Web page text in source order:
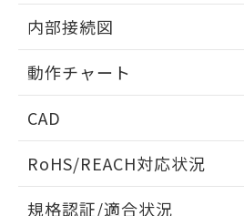
外形図
内部接続図
内部接続図
動作チャート
動作チャート
CAD
ドすることができます。
RoHS/REACH対応状況
規格認証/適合状況
をご了承ください。
※当社の共同利用者と
の共同利用に関して"
用者の範囲」に記載さ
EU RoHS指令（10物質）の
51物質の非含有証明書（当
るもので、過去に遡って非含
ものではありません。
物質の対応では、対応完了
荷製品に未対応品が混在す
欄に対応日を記載しておりま